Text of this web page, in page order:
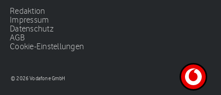
Redaktion
Impressum
Datenschutz
AGB
Cookie-Einstellungen
© 2026 Vodafone GmbH